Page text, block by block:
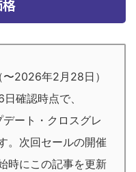
2026年2月28日）
確認時点で、
ート・クロスグレ
。次回セールの開催
時にこの記事を更新